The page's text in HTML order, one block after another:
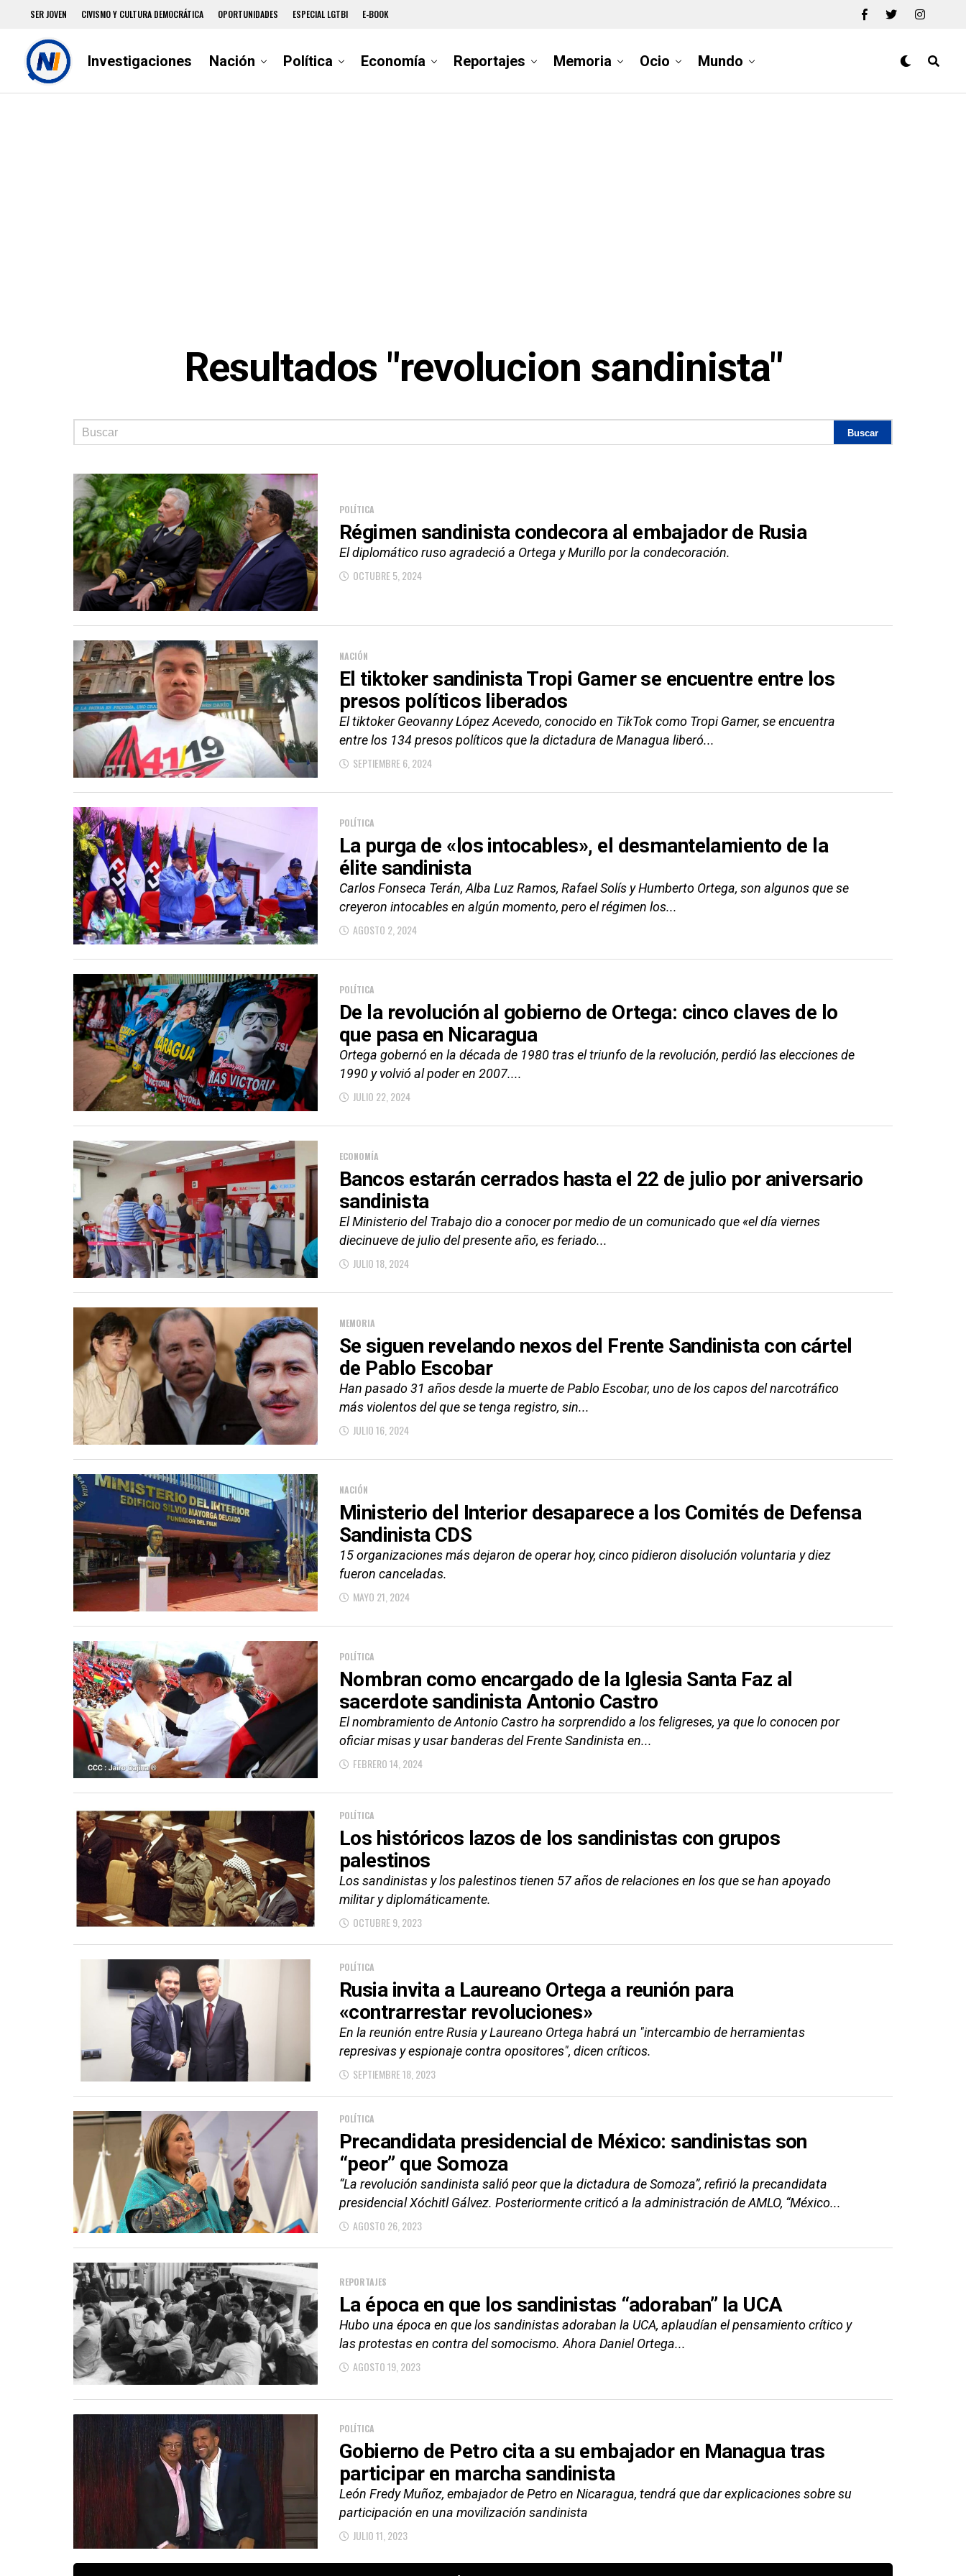
SER JOVEN CIVISMO Y CULTURA DEMOCRÁTICA OPORTUNIDADES ESPECIAL LGTBI E-BOOK
Investigaciones Nación Política Economía Reportajes Memoria Ocio Mundo
Resultados "revolucion sandinista"
POLÍTICA
Régimen sandinista condecora al embajador de Rusia
El diplomático ruso agradeció a Ortega y Murillo por la condecoración.
OCTUBRE 5, 2024
NACIÓN
El tiktoker sandinista Tropi Gamer se encuentre entre los
presos políticos liberados
El tiktoker Geovanny López Acevedo, conocido en TikTok como Tropi Gamer, se encuentra
entre los 134 presos políticos que la dictadura de Managua liberó...
SEPTIEMBRE 6, 2024
POLÍTICA
La purga de «los intocables», el desmantelamiento de la
élite sandinista
Carlos Fonseca Terán, Alba Luz Ramos, Rafael Solís y Humberto Ortega, son algunos que se
creyeron intocables en algún momento, pero el régimen los...
AGOSTO 2, 2024
POLÍTICA
De la revolución al gobierno de Ortega: cinco claves de lo
que pasa en Nicaragua
Ortega gobernó en la década de 1980 tras el triunfo de la revolución, perdió las elecciones de
1990 y volvió al poder en 2007....
JULIO 22, 2024
ECONOMÍA
Bancos estarán cerrados hasta el 22 de julio por aniversario
sandinista
El Ministerio del Trabajo dio a conocer por medio de un comunicado que «el día viernes
diecinueve de julio del presente año, es feriado...
JULIO 18, 2024
MEMORIA
Se siguen revelando nexos del Frente Sandinista con cártel
de Pablo Escobar
Han pasado 31 años desde la muerte de Pablo Escobar, uno de los capos del narcotráfico
más violentos del que se tenga registro, sin...
JULIO 16, 2024
NACIÓN
Ministerio del Interior desaparece a los Comités de Defensa
Sandinista CDS
15 organizaciones más dejaron de operar hoy, cinco pidieron disolución voluntaria y diez
fueron canceladas.
MAYO 21, 2024
POLÍTICA
Nombran como encargado de la Iglesia Santa Faz al
sacerdote sandinista Antonio Castro
El nombramiento de Antonio Castro ha sorprendido a los feligreses, ya que lo conocen por
oficiar misas y usar banderas del Frente Sandinista en...
FEBRERO 14, 2024
POLÍTICA
Los históricos lazos de los sandinistas con grupos
palestinos
Los sandinistas y los palestinos tienen 57 años de relaciones en los que se han apoyado
militar y diplomáticamente.
OCTUBRE 9, 2023
POLÍTICA
Rusia invita a Laureano Ortega a reunión para
«contrarrestar revoluciones»
En la reunión entre Rusia y Laureano Ortega habrá un "intercambio de herramientas
represivas y espionaje contra opositores", dicen críticos.
SEPTIEMBRE 18, 2023
POLÍTICA
Precandidata presidencial de México: sandinistas son
“peor” que Somoza
“La revolución sandinista salió peor que la dictadura de Somoza”, refirió la precandidata
presidencial Xóchitl Gálvez. Posteriormente criticó a la administración de AMLO, “México...
AGOSTO 26, 2023
REPORTAJES
La época en que los sandinistas “adoraban” la UCA
Hubo una época en que los sandinistas adoraban la UCA, aplaudían el pensamiento crítico y
las protestas en contra del somocismo. Ahora Daniel Ortega...
AGOSTO 19, 2023
POLÍTICA
Gobierno de Petro cita a su embajador en Managua tras
participar en marcha sandinista
León Fredy Muñoz, embajador de Petro en Nicaragua, tendrá que dar explicaciones sobre su
participación en una movilización sandinista
JULIO 11, 2023